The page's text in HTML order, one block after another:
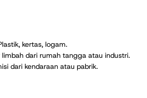
kertas, logam.
limbah dari rumah tangga atau industri.
dari kendaraan atau pabrik.